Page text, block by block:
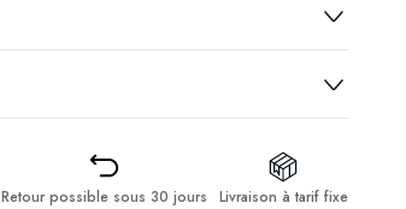
Retour possible sous 30 jours Livraison à tarif fixe